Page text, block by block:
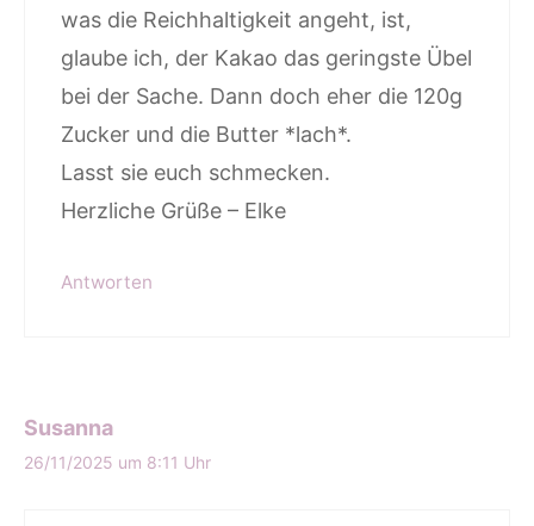
was die Reichhaltigkeit angeht, ist,
glaube ich, der Kakao das geringste Übel
bei der Sache. Dann doch eher die 120g
Zucker und die Butter *lach*.
Lasst sie euch schmecken.
Herzliche Grüße – Elke
Antworten
Susanna
26/11/2025 um 8:11 Uhr